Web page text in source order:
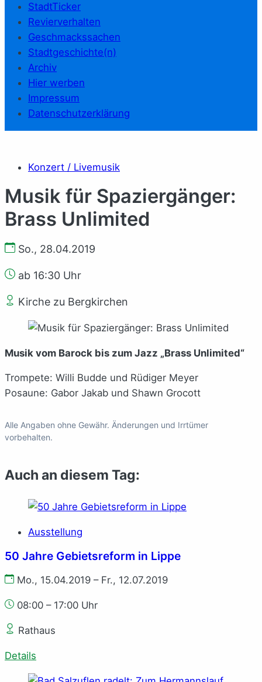
StadtTicker
Revierverhalten
Geschmackssachen
Stadtgeschichte(n)
Archiv
Hier werben
Impressum
Datenschutzerklärung
Konzert / Livemusik
Musik für Spaziergänger:
Brass Unlimited
So., 28.04.2019
ab 16:30 Uhr
Kirche zu Bergkirchen
Musik vom Barock bis zum Jazz „Brass Unlimited“
Trompete: Willi Budde und Rüdiger Meyer
Posaune: Gabor Jakab und Shawn Grocott
Alle Angaben ohne Gewähr. Änderungen und Irrtümer
vorbehalten.
Auch an diesem Tag:
Ausstellung
50 Jahre Gebietsreform in Lippe
Mo., 15.04.2019 – Fr., 12.07.2019
08:00 – 17:00 Uhr
Rathaus
Details